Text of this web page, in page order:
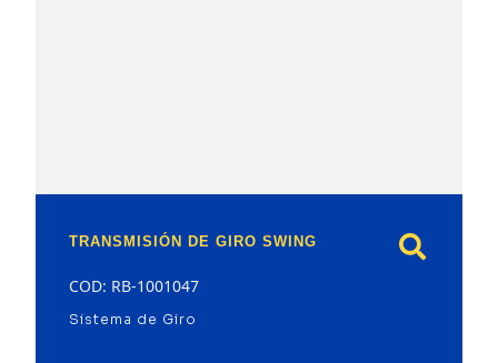
TRANSMISIÓN DE GIRO SWING
COD: RB-1001047
Sistema de Giro